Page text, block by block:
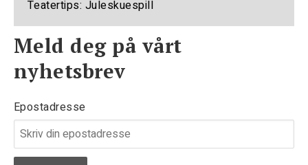
Teatertips: Juleskuespill
Meld deg på vårt
nyhetsbrev
Epostadresse